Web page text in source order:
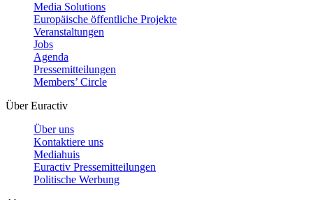
Media Solutions
Europäische öffentliche Projekte
Veranstaltungen
Jobs
Agenda
Pressemitteilungen
Members’ Circle
Über Euractiv
Über uns
Kontaktiere uns
Mediahuis
Euractiv Pressemitteilungen
Politische Werbung